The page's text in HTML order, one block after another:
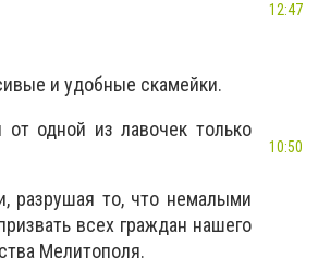
и удобные скамейки.
одной из лавочек только
разрушая то, что немалыми
всех граждан нашего
Мелитополя.
12:47
10:50